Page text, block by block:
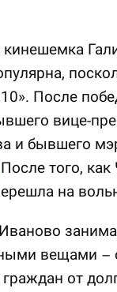
После
вице-
и бывшего
того,
на
вещами –
от